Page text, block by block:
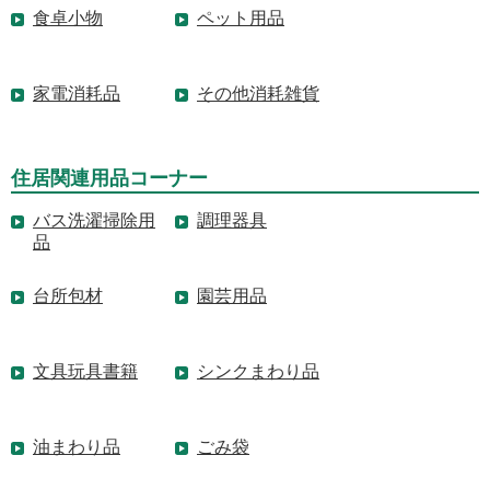
食卓小物 ペット用品
家電消耗品 その他消耗雑貨
住居関連用品コーナー
バス洗濯掃除用
品
調理器具
台所包材 園芸用品
文具玩具書籍 シンクまわり品
油まわり品 ごみ袋